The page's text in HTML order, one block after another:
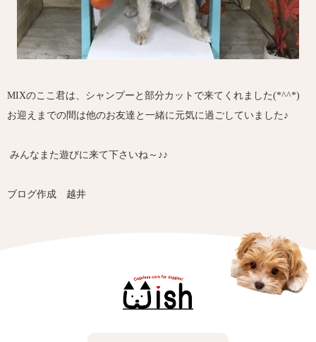
MIXのここ君は、シャンプーと部分カットで来てくれました(*^^*)
お迎えまでの間は他のお友達と一緒に元気に過ごしていました♪
みんなまた遊びに来て下さいね～♪♪
ブログ作成 越井